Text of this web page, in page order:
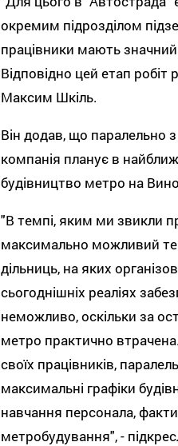
окремим підрозділом
працівники мають
Відповідно цей етап
Максим Шкіль.
Він додав, що паралельно
компанія планує в
будівництво метро на
"В темпі, яким ми звикли
максимально можливий
дільниць, на яких
сьогоднішніх реаліях
неможливо, оскільки за
метро практично
своїх працівників,
максимальні графіки
навчання персонала,
метробудування", -